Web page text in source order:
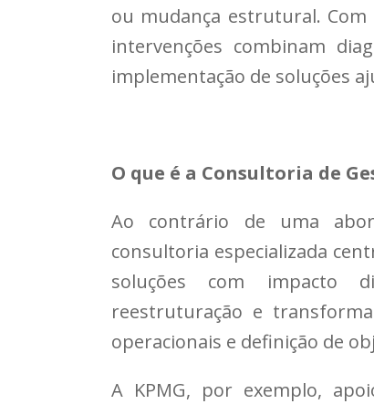
ou mudança estrutural.
intervenções combinam
implementação de soluções
O que é a Consultoria de
Ao contrário de uma
consultoria especializada
soluções com impacto
reestruturação e
operacionais e definição de
A KPMG, por exemplo,